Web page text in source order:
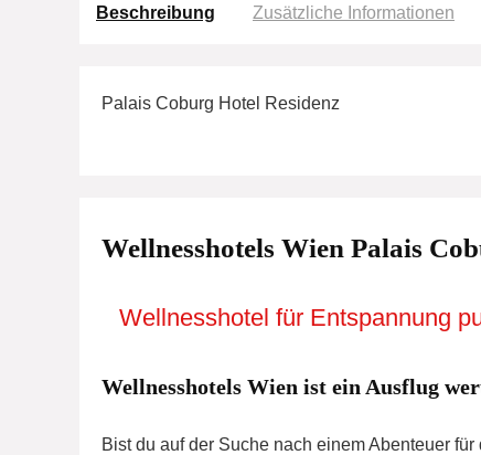
Beschreibung Zusätzliche Informationen
Palais Coburg Hotel Residenz
Wellnesshotels Wien Palais
Wellnesshotel für Entspannung
Wellnesshotels Wien ist ein Ausflug
Bist du auf der Suche nach einem Abenteuer